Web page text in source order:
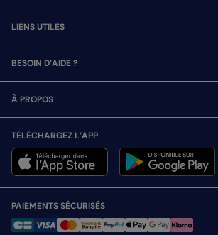
LIENS UTILES
BESOIN D’AIDE ?
À PROPOS
TÉLÉCHARGEZ L’APP
PAIEMENTS SÉCURISÉS